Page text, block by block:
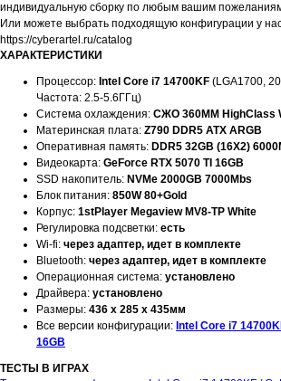
индивидуальную сборку по любым вашим
Или можете выбрать подходящую конфигурации у
https://cyberartel.ru/catalog
ХАРАКТЕРИСТИКИ
Процессор: Intel Core i7 14700KF (LGA1700,
Частота: 2.5-5.6ГГц)
Система охлаждения: СЖО 360MM HighClass
Материнская плата: Z790 DDR5 ATX ARGB
Оперативная память: DDR5 32GB (16X2)
Видеокарта: GeForce RTX 5070 TI 16GB
SSD накопитель: NVMe 2000GB 7000Mbs
Блок питания: 850W 80+Gold
Корпус: 1stPlayer Megaview MV8-TP White
Регулировка подсветки: есть
Wi-fi: через адаптер, идет в комплекте
Bluetooth: через адаптер, идет в комплекте
Операционная система: установлено
Драйвера: установлено
Размеры: 436 x 285 x 435мм
Все версии конфигурации: Intel Core i7
16GB
ТЕСТЫ В ИГРАХ